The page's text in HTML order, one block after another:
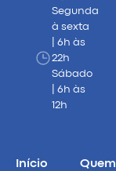
Segunda
à sexta
| 6h às
22h
Sábado
| 6h às
12h
Início
Quem